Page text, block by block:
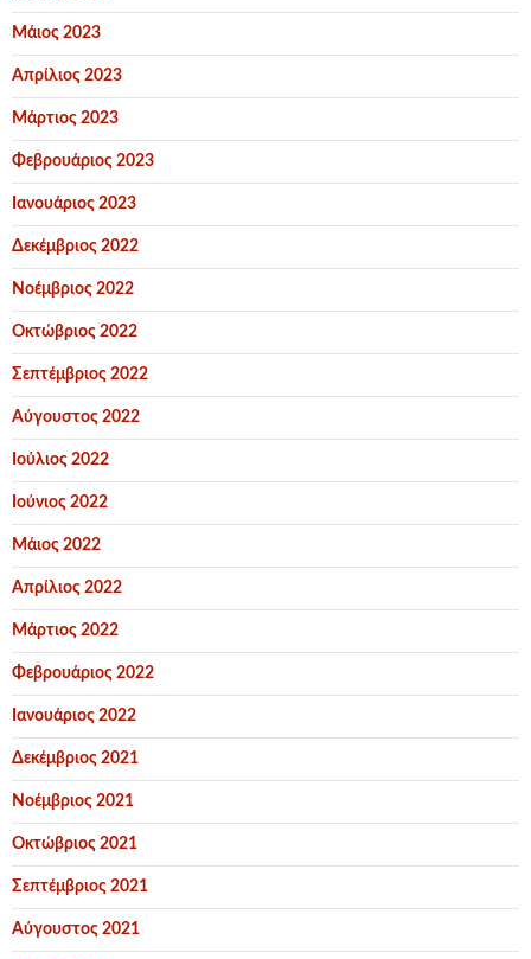
Μάιος 2023
Απρίλιος 2023
Μάρτιος 2023
Φεβρουάριος 2023
Ιανουάριος 2023
Δεκέμβριος 2022
Νοέμβριος 2022
Οκτώβριος 2022
Σεπτέμβριος 2022
Αύγουστος 2022
Ιούλιος 2022
Ιούνιος 2022
Μάιος 2022
Απρίλιος 2022
Μάρτιος 2022
Φεβρουάριος 2022
Ιανουάριος 2022
Δεκέμβριος 2021
Νοέμβριος 2021
Οκτώβριος 2021
Σεπτέμβριος 2021
Αύγουστος 2021